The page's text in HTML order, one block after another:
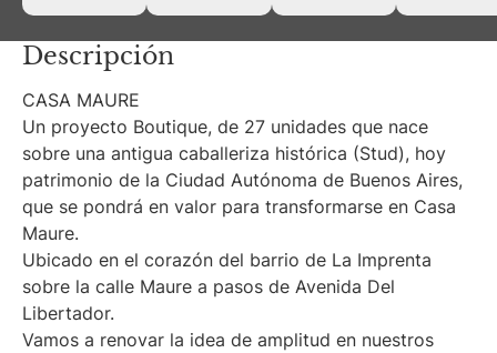
Descripción
CASA MAURE
Un proyecto Boutique, de 27 unidades que nace
sobre una antigua caballeriza histórica (Stud), hoy
patrimonio de la Ciudad Autónoma de Buenos Aires,
que se pondrá en valor para transformarse en Casa
Maure.
Ubicado en el corazón del barrio de La Imprenta
sobre la calle Maure a pasos de Avenida Del
Libertador.
Vamos a renovar la idea de amplitud en nuestros